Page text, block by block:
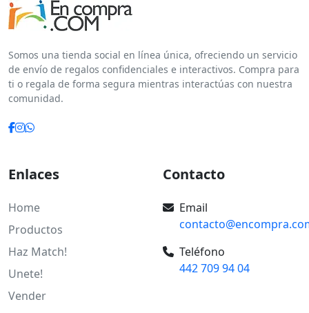
Somos una tienda social en línea única, ofreciendo un servicio
de envío de regalos confidenciales e interactivos. Compra para
ti o regala de forma segura mientras interactúas con nuestra
comunidad.
Enlaces
Home
Productos
Haz Match!
Unete!
Vender
Contacto
Email
Teléfono
442 709 94 04